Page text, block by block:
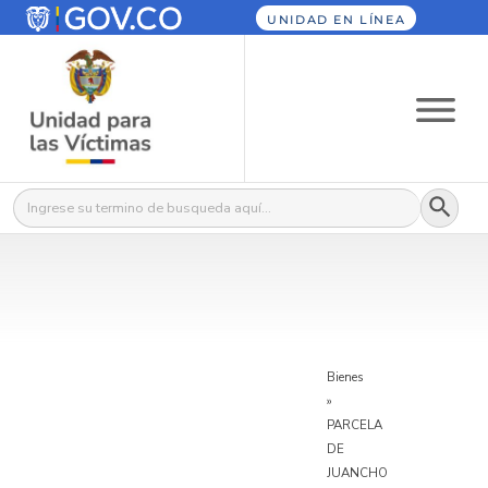
UNIDAD EN LÍNEA
Buscar: Botón
Bienes
»
PARCELA
DE
JUANCHO